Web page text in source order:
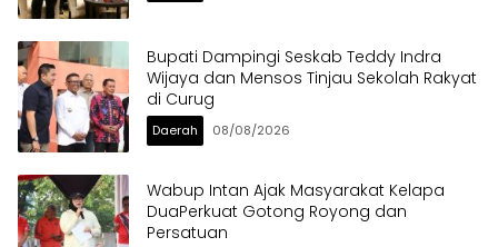
Bupati Dampingi Seskab Teddy Indra
Wijaya dan Mensos Tinjau Sekolah Rakyat
di Curug
Daerah 08/08/2026
Wabup Intan Ajak Masyarakat Kelapa
DuaPerkuat Gotong Royong dan
Persatuan